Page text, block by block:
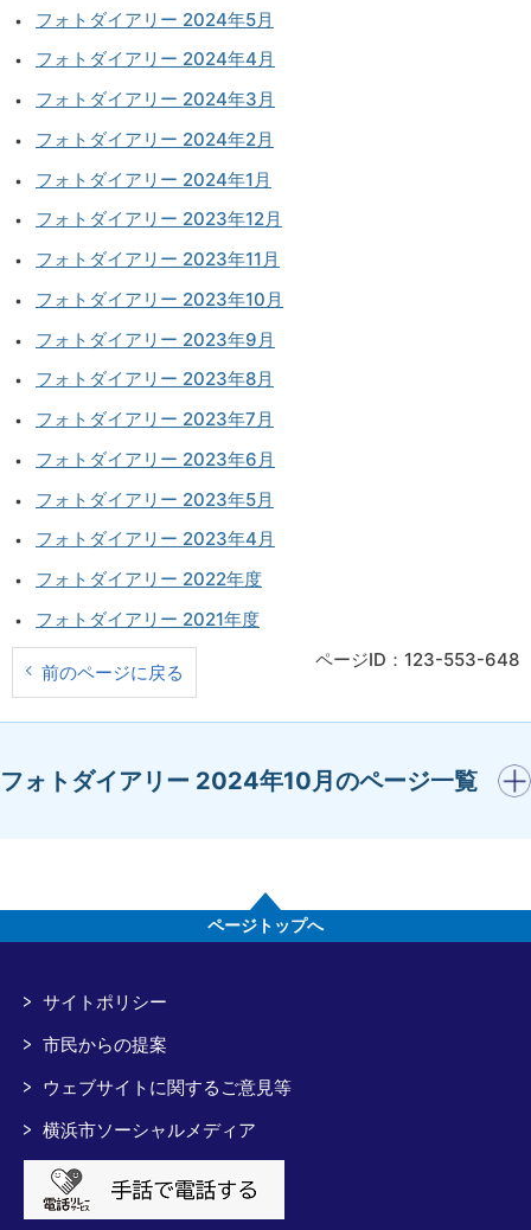
フォトダイアリー 2024年5月
フォトダイアリー 2024年4月
フォトダイアリー 2024年3月
フォトダイアリー 2024年2月
フォトダイアリー 2024年1月
フォトダイアリー 2023年12月
フォトダイアリー 2023年11月
フォトダイアリー 2023年10月
フォトダイアリー 2023年9月
フォトダイアリー 2023年8月
フォトダイアリー 2023年7月
フォトダイアリー 2023年6月
フォトダイアリー 2023年5月
フォトダイアリー 2023年4月
フォトダイアリー 2022年度
フォトダイアリー 2021年度
前のページに戻る
ページID：123-553-648
フォトダイアリー 2024年10月のページ一覧
開く
ページトップへ
サイトポリシー
市民からの提案
ウェブサイトに関するご意見等
横浜市ソーシャルメディア